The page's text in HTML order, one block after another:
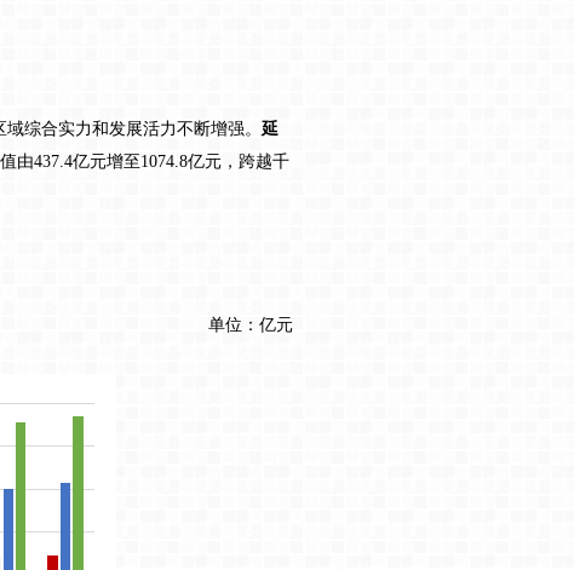
综合实力和发展活力不断增强。 延
由437.4亿元增至1074.8亿元，跨越千
单位：亿元